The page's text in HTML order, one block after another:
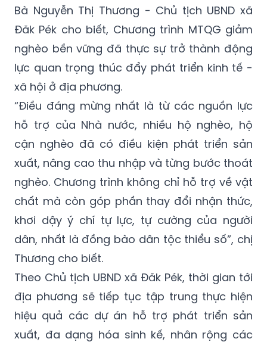
Bà Nguyễn Thị Thương - Chủ tịch UBND xã
Đăk Pék cho biết, Chương trình MTQG giảm
nghèo bền vững đã thực sự trở thành động
lực quan trọng thúc đẩy phát triển kinh tế -
xã hội ở địa phương.
“Điều đáng mừng nhất là từ các nguồn lực
hỗ trợ của Nhà nước, nhiều hộ nghèo, hộ
cận nghèo đã có điều kiện phát triển sản
xuất, nâng cao thu nhập và từng bước thoát
nghèo. Chương trình không chỉ hỗ trợ về vật
chất mà còn góp phần thay đổi nhận thức,
khơi dậy ý chí tự lực, tự cường của người
dân, nhất là đồng bào dân tộc thiểu số”, chị
Thương cho biết.
Theo Chủ tịch UBND xã Đăk Pék, thời gian tới
địa phương sẽ tiếp tục tập trung thực hiện
hiệu quả các dự án hỗ trợ phát triển sản
xuất, đa dạng hóa sinh kế, nhân rộng các